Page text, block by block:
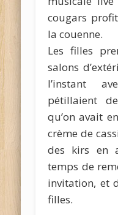
cougars
la couenne.
Les filles
salons
l’instant
pétillaient
qu’on avait
crème de
des kirs en
temps de
invitation, et
filles.